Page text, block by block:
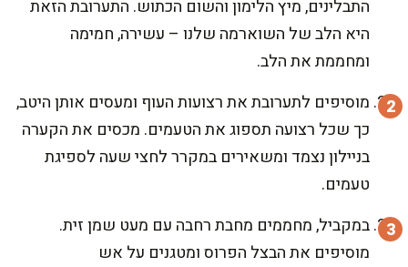
התבלינים, מיץ הלימון והשום הכתוש. התערובת הזאת
היא הלב של השוארמה שלנו – עשירה, חמימה
ומחממת את הלב.
מוסיפים לתערובת את רצועות העוף ומעסים אותן היטב,
כך שכל רצועה תספוג את הטעמים. מכסים את הקערה
בניילון נצמד ומשאירים במקרר לחצי שעה לספיגת
טעמים.
במקביל, מחממים מחבת רחבה עם מעט שמן זית.
מוסיפים את הבצל הפרוס ומטגנים על אש